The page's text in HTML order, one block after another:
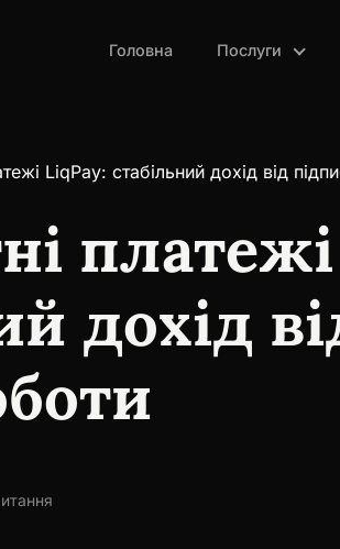
Головна Послуги
LiqPay: стабільний дохід від
дохід